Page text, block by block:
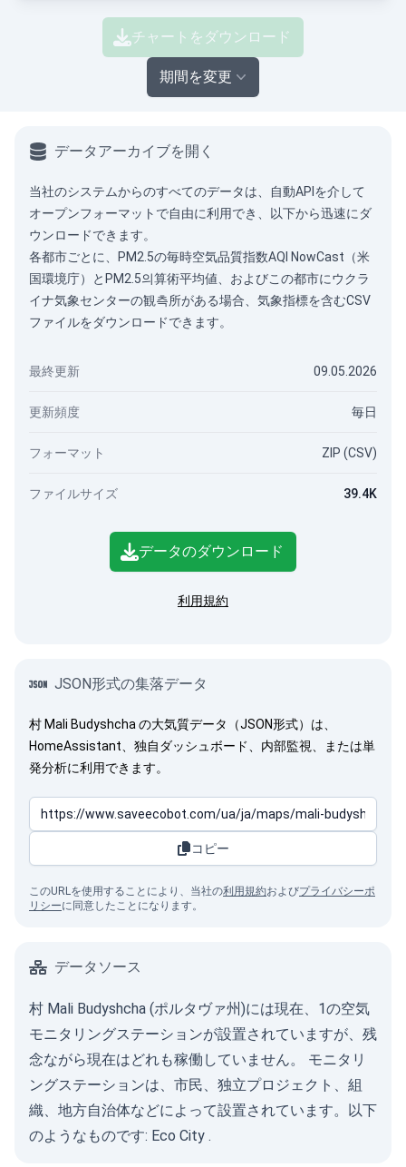
チャートをダウンロード
期間を変更
データアーカイブを開く
当社のシステムからのすべてのデータは、 自動API を介して
オープンフォーマットで自由に利用でき、以下から迅速にダ
ウンロードできます。
各都市ごとに、PM2.5の毎時空気品質指数AQI NowCast（米
国環境庁）とPM2.5의算術平均値、およびこの都市にウクラ
イナ気象センターの観측所がある場合、気象指標を含むCSV
ファイルをダウンロードできます。
最終更新 09.05.2026
更新頻度 毎日
フォーマット ZIP (CSV)
ファイルサイズ 39.4K
データのダウンロード
利用規約
JSON形式の集落データ
村 Mali Budyshcha の大気質データ（JSON形式）は、
HomeAssistant、独自ダッシュボード、内部監視、または単
発分析に利用できます。
コピー
このURLを使用することにより、当社の利用規約およびプライバシーポ
リシーに同意したことになります。
データソース
村 Mali Budyshcha (ポルタヴァ州)には現在、1の空気
モニタリングステーションが設置されていますが、残
念ながら現在はどれも稼働していません。 モニタリ
ングステーションは、市民、独立プロジェクト、組
織、地方自治体などによって設置されています。以下
のようなものです: Eco City .